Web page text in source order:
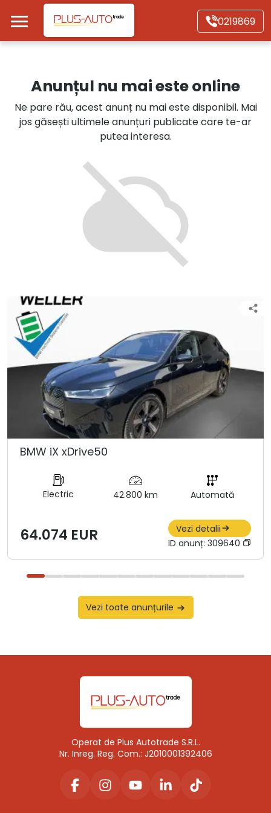
Mergi direct la conținutul principal
0219869
Autoturisme
Motociclete
Autoutilitare
Alte tipuri vehicule
Anunțul nu mai este online
Ne pare rău, acest anunț nu mai este disponibil. Mai
jos găsești ultimele anunțuri publicate care te-ar
putea interesa.
BMW iX xDrive50
Electric 42.800 km Automată
64.074 EUR
Vezi detalii
ID anunț: 309640
Vezi toate anunțurile
Operat de Plus Autotrade S.R.L.
Nr. Inreg. Reg. Com.: J2010001392406